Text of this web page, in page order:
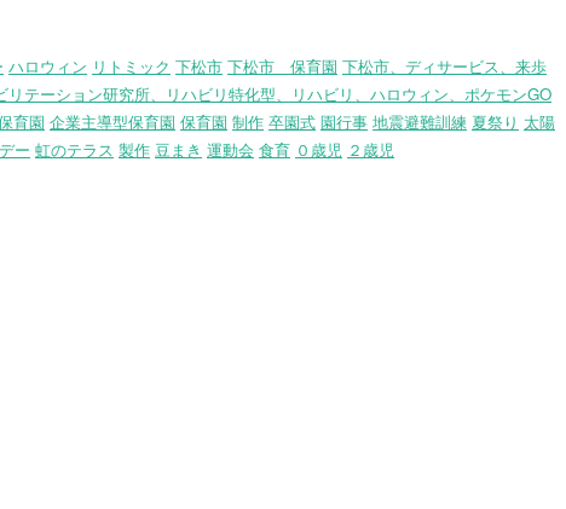
ハロウィン リトミック 下松市 下松市 保育園 下松市、ディサービス、来歩
テーション研究所、リハビリ特化型、リハビリ、ハロウィン、ポケモンGO
育園 企業主導型保育園 保育園 制作 卒園式 園行事 地震避難訓練 夏祭り 太陽
ー 虹のテラス 製作 豆まき 運動会 食育 ０歳児 ２歳児